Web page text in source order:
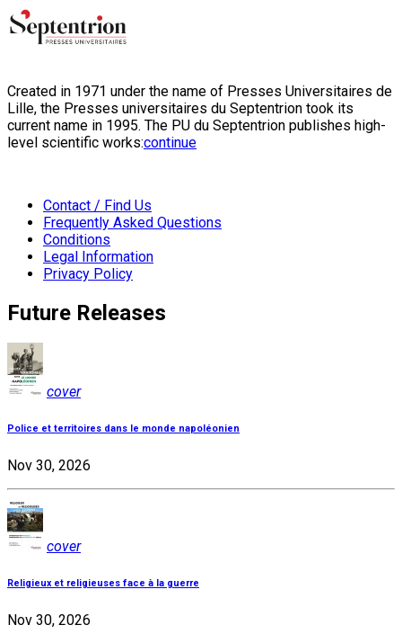
Created in 1971 under the name of Presses Universitaires de
Lille, the Presses universitaires du Septentrion took its
current name in 1995. The PU du Septentrion publishes high-
level scientific works:continue
Contact / Find Us
Frequently Asked Questions
Conditions
Legal Information
Privacy Policy
Future Releases
cover
Police et territoires dans le monde napoléonien
Nov 30, 2026
cover
Religieux et religieuses face à la guerre
Nov 30, 2026